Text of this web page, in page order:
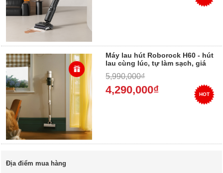
Máy lau hút Roborock H60 - hút
lau cùng lúc, tự làm sạch, giá
rẻ
5,990,000₫
4,290,000₫ HOT
Địa điểm mua hàng